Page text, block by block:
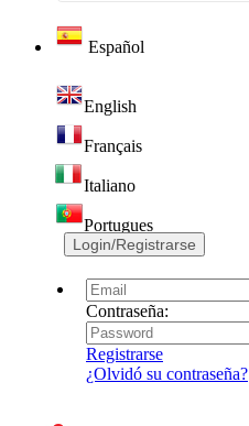
Español
English
Français
Italiano
Portugues
Login/Registrarse
Contraseña:
Registrarse
¿Olvidó su contraseña?